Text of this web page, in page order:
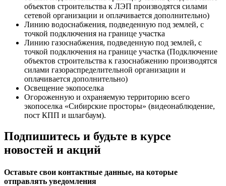
объектов строительства к ЛЭП производятся силами
сетевой организации и оплачивается дополнительно)
Линию водоснабжения, подведенную под землей, с
точкой подключения на границе участка
Линию газоснабжения, подведенную под землей, с
точкой подключения на границе участка (Подключение
объектов строительства к газоснабжению производятся
силами газораспределительной организации и
оплачивается дополнительно)
Освещение экопоселка
Огороженную и охраняемую территорию всего
экопоселка «Сибирские просторы» (видеонаблюдение,
пост КПП и шлагбаум).
Подпишитесь и будьте в курсе
новостей и акций
Оставьте свои контактные данные, на которые
отправлять уведомления